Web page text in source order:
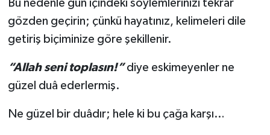
Bu nedenle gün içindeki söylemlerinizi tekrar
gözden geçirin; çünkü hayatınız, kelimeleri dile
getiriş biçiminize göre şekillenir.
“Allah seni toplasın!”diye eskimeyenler ne
güzel duâ ederlermiş.
Ne güzel bir duâdır; hele ki bu çağa karşı…